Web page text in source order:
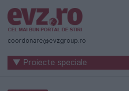
Știri
naționale
internaționale
coordonare@evzgroup.ro
▼ Proiecte speciale